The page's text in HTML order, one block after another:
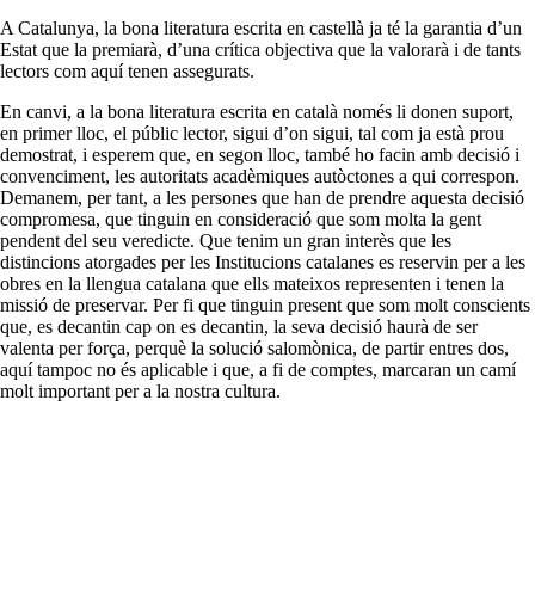
A Catalunya, la bona literatura escrita en castellà ja té la garantia d’un
Estat que la premiarà, d’una crítica objectiva que la valorarà i de tants
lectors com aquí tenen assegurats.
En canvi, a la bona literatura escrita en català només li donen suport,
en primer lloc, el públic lector, sigui d’on sigui, tal com ja està prou
demostrat, i esperem que, en segon lloc, també ho facin amb decisió i
convenciment, les autoritats acadèmiques autòctones a qui correspon.
Demanem, per tant, a les persones que han de prendre aquesta decisió
compromesa, que tinguin en consideració que som molta la gent
pendent del seu veredicte. Que tenim un gran interès que les
distincions atorgades per les Institucions catalanes es reservin per a les
obres en la llengua catalana que ells mateixos representen i tenen la
missió de preservar. Per fi que tinguin present que som molt conscients
que, es decantin cap on es decantin, la seva decisió haurà de ser
valenta per força, perquè la solució salomònica, de partir entres dos,
aquí tampoc no és aplicable i que, a fi de comptes, marcaran un camí
molt important per a la nostra cultura.